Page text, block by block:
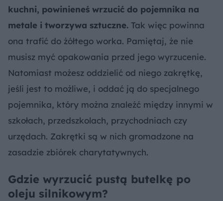
kuchni, powinieneś wrzucić do pojemnika na
metale i tworzywa sztuczne. Tak więc powinna
ona trafić do żółtego worka. Pamiętaj, że nie
musisz myć opakowania przed jego wyrzucenie.
Natomiast możesz oddzielić od niego zakrętkę,
jeśli jest to możliwe, i oddać ją do specjalnego
pojemnika, który można znaleźć między innymi w
szkołach, przedszkolach, przychodniach czy
urzędach. Zakrętki są w nich gromadzone na
zasadzie zbiórek charytatywnych.
Gdzie wyrzucić pustą butelkę po
oleju silnikowym?